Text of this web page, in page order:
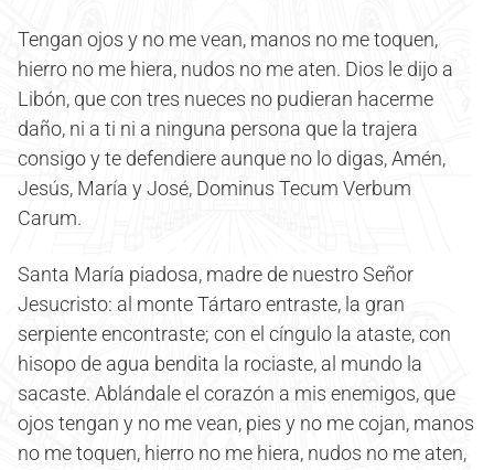
Tengan ojos y no me vean, manos no me toquen,
hierro no me hiera, nudos no me aten. Dios le dijo a
Libón, que con tres nueces no pudieran hacerme
daño, ni a ti ni a ninguna persona que la trajera
consigo y te defendiere aunque no lo digas, Amén,
Jesús, María y José, Dominus Tecum Verbum
Carum.
Santa María piadosa, madre de nuestro Señor
Jesucristo: al monte Tártaro entraste, la gran
serpiente encontraste; con el cíngulo la ataste, con
hisopo de agua bendita la rociaste, al mundo la
sacaste. Ablándale el corazón a mis enemigos, que
ojos tengan y no me vean, pies y no me cojan, manos
no me toquen, hierro no me hiera, nudos no me aten,